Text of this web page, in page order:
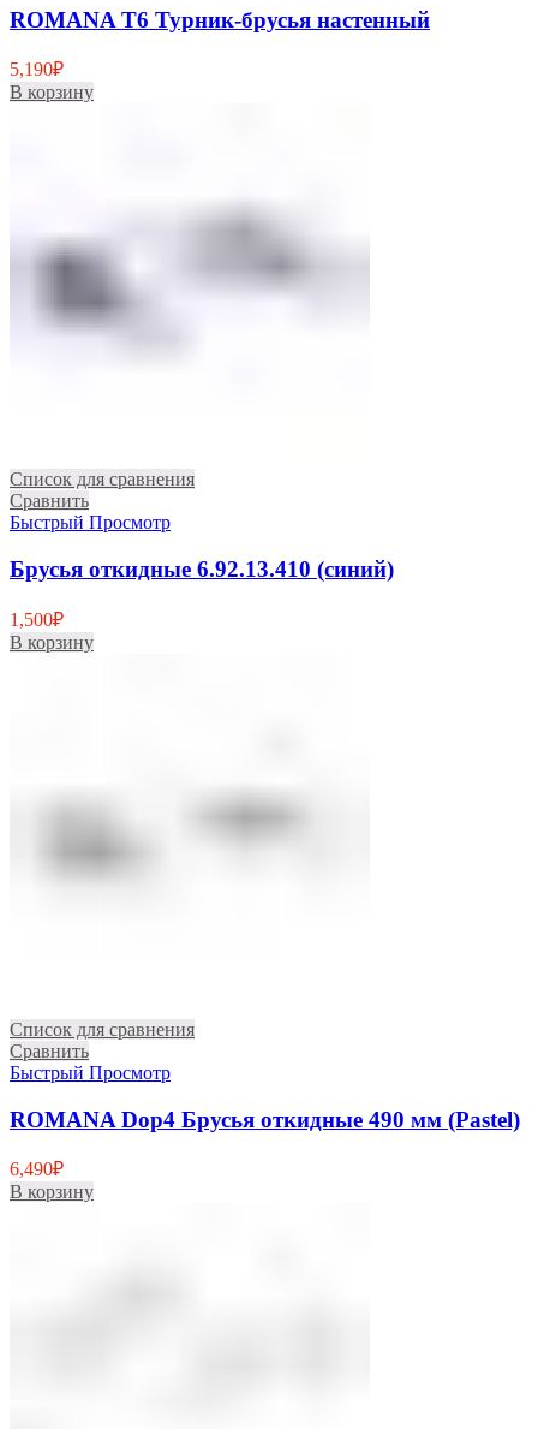
ROMANA T6 Турник-брусья настенный
5,190₽
В корзину
Список для сравнения
Сравнить
Быстрый Просмотр
Брусья откидные 6.92.13.410 (синий)
1,500₽
В корзину
Список для сравнения
Сравнить
Быстрый Просмотр
ROMANA Dop4 Брусья откидные 490 мм (Pastel)
6,490₽
В корзину